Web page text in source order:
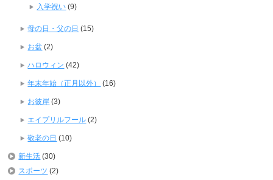
入学祝い (9)
母の日・父の日 (15)
お盆 (2)
ハロウィン (42)
年末年始（正月以外） (16)
お彼岸 (3)
エイプリルフール (2)
敬老の日 (10)
新生活 (30)
スポーツ (2)